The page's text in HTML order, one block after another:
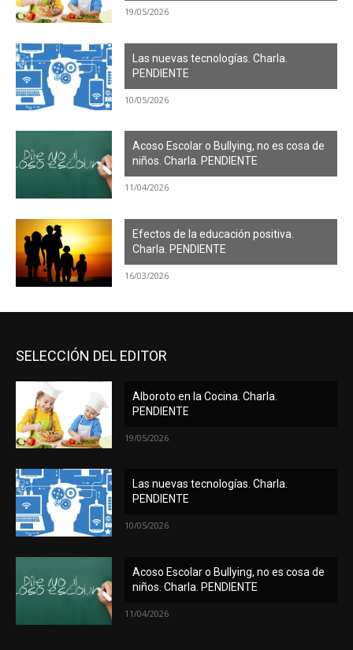
19/05/2026
Las nuevas tecnologías. Charla.
PENDIENTE
10/05/2026
Acoso Escolar o Bullying, no es cosa de
niños. Charla. PENDIENTE
11/04/2026
Efectos de la educación positiva.
Charla. PENDIENTE
16/03/2026
SELECCIÓN DEL EDITOR
Alboroto en la Cocina. Charla.
PENDIENTE
19/05/2026
Las nuevas tecnologías. Charla.
PENDIENTE
10/05/2026
Acoso Escolar o Bullying, no es cosa de
niños. Charla. PENDIENTE
11/04/2026